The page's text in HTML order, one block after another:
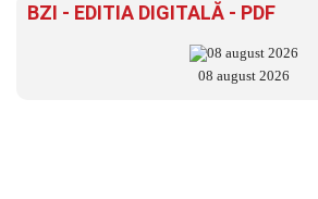
BZI - EDITIA DIGITALĂ - PDF
08 august 2026